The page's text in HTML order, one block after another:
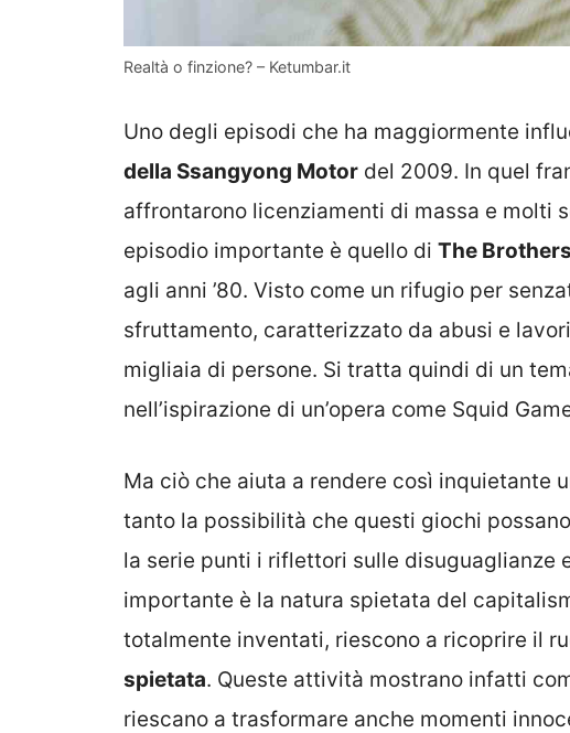
Realtà o finzione? – Ketumbar.it
Uno degli episodi che ha maggiormente
della Ssangyong Motor del 2009. In quel
affrontarono licenziamenti di massa e molti
episodio importante è quello di The
agli anni ’80. Visto come un rifugio per
sfruttamento, caratterizzato da abusi e
migliaia di persone. Si tratta quindi di un
nell’ispirazione di un’opera come Squid
Ma ciò che aiuta a rendere così inquietante
tanto la possibilità che questi giochi
la serie punti i riflettori sulle disuguaglianze
importante è la natura spietata del
totalmente inventati, riescono a ricoprire il
spietata. Queste attività mostrano infatti
riescano a trasformare anche momenti